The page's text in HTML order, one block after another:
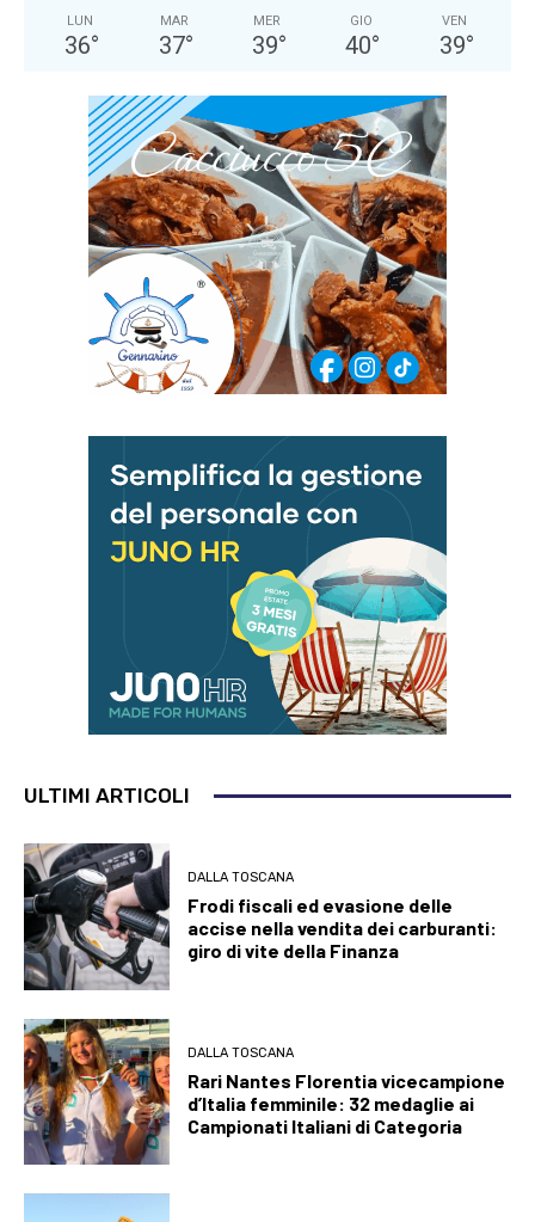
LUN
36°
MAR
37°
MER
39°
GIO
40°
VEN
39°
ULTIMI ARTICOLI
DALLA TOSCANA
Frodi fiscali ed evasione delle
accise nella vendita dei carburanti:
giro di vite della Finanza
DALLA TOSCANA
Rari Nantes Florentia vicecampione
d’Italia femminile: 32 medaglie ai
Campionati Italiani di Categoria